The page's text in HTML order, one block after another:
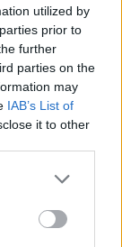
utilized by
prior to
further
parties on the
may
IAB’s List of
it to other
benefici
servizi con le